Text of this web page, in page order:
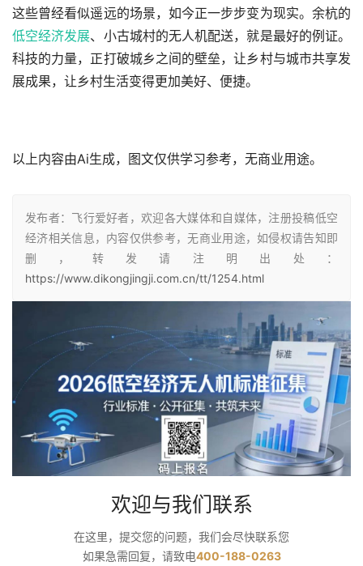
这些曾经看似遥远的场景，如今正一步步变为现实。余杭的
低空经济发展、小古城村的无人机配送，就是最好的例证。
科技的力量，正打破城乡之间的壁垒，让乡村与城市共享发
展成果，让乡村生活变得更加美好、便捷。
以上内容由Ai生成，图文仅供学习参考，无商业用途。
发布者：飞行爱好者，欢迎各大媒体和自媒体，注册投稿低空
经济相关信息，内容仅供参考，无商业用途，如侵权请告知即
删，转发请注明出处：
https://www.dikongjingji.com.cn/tt/1254.html
欢迎与我们联系
在这里，提交您的问题，我们会尽快联系您
如果急需回复，请致电400-188-0263